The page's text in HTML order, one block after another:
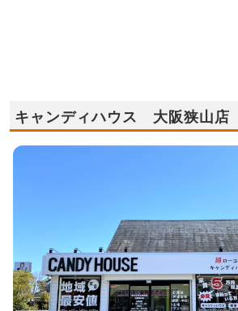
キャンディハウス 大阪狭山店